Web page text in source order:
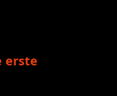
erste